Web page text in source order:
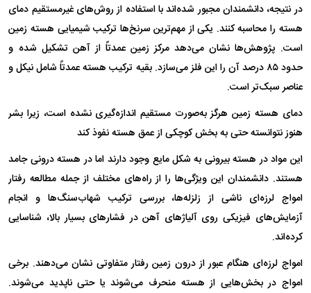
در نتیجه، دانشمندان مجبور شده‌اند با استفاده از روش‌های غیرمستقیم دمای
هسته را محاسبه کنند. یکی از مهم‌ترین سرنخ‌ها ترکیب شیمیایی هسته زمین
است. پژوهش‌ها نشان می‌دهد مرکز زمین عمدتاً از آهن تشکیل شده و
حدود ۸۵ درصد آن را این فلز می‌سازد. بقیه ترکیب هسته عمدتاً شامل نیکل و
عناصر سبک‌تر است.
دمای هسته زمین هرگز به‌صورت مستقیم اندازه‌گیری نشده است، زیرا بشر
هنوز نتوانسته حتی به بخش کوچکی از عمق هسته نفوذ کند
این مواد در هسته بیرونی به شکل مایع وجود دارند اما در هسته درونی جامد
هستند. دانشمندان این ویژگی‌ها را از راه‌های مختلف از جمله مطالعه رفتار
امواج لرزه‌ای ناشی از زلزله‌ها، بررسی ترکیب شهاب‌سنگ‌ها و انجام
آزمایش‌های فیزیکی روی آلیاژهای آهن در فشارهای بسیار بالا، شناسایی
کرده‌اند.
امواج لرزه‌ای هنگام عبور از درون زمین رفتار متفاوتی نشان می‌دهند. برخی
امواج در بخش‌هایی از هسته منحرف می‌شوند یا حتی ناپدید می‌شوند.